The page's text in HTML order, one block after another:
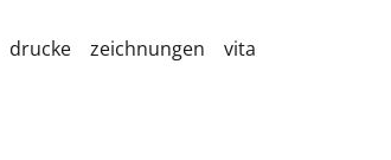
drucke zeichnungen vita